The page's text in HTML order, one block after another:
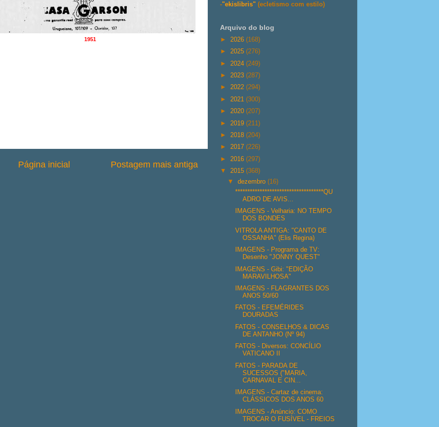
1951
Postagem mais antiga
Página inicial
-"ekislibris" (ecletismo com estilo)
Arquivo do blog
► 2026 (168)
► 2025 (276)
► 2024 (249)
► 2023 (287)
► 2022 (294)
► 2021 (300)
► 2020 (207)
► 2019 (211)
► 2018 (204)
► 2017 (226)
► 2016 (297)
▼ 2015 (368)
▼dezembro(16)
************************************QU
ADRO DE AVIS...
IMAGENS - Velharia: NO TEMPO
DOS BONDES
VITROLA ANTIGA: "CANTO DE
OSSANHA" (Elis Regina)
IMAGENS - Programa de TV:
Desenho "JONNY QUEST"
IMAGENS - Gibi: "EDIÇÃO
MARAVILHOSA"
IMAGENS - FLAGRANTES DOS
ANOS 50/60
FATOS - EFEMÉRIDES
DOURADAS
FATOS - CONSELHOS & DICAS
DE ANTANHO (Nº 94)
FATOS - Diversos: CONCÍLIO
VATICANO II
FATOS - PARADA DE
SUCESSOS ("MARIA,
CARNAVAL E CIN...
IMAGENS - Cartaz de cinema:
CLÁSSICOS DOS ANOS 60
IMAGENS - Anúncio: COMO
TROCAR O FUSÍVEL - FREIOS